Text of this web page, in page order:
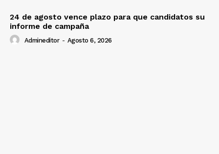
24 de agosto vence plazo para que candidatos su
informe de campaña
Admineditor - Agosto 6, 2026